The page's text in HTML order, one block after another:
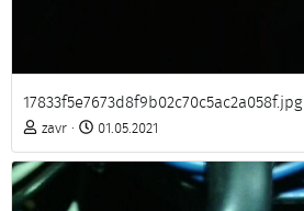
17833f5e7673d8f9b02c70c5ac2a058f.jpg
zavr 01.05.2021